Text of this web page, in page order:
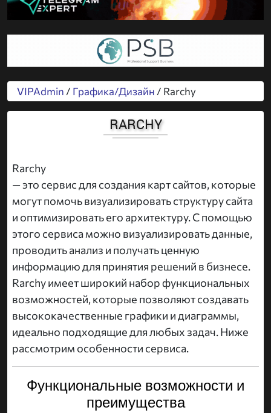
VIPAdmin / Графика/Дизайн / Rarchy
RARCHY
Rarchy
— это сервис для создания карт сайтов, которые
могут помочь визуализировать структуру сайта
и оптимизировать его архитектуру. С помощью
этого сервиса можно визуализировать данные,
проводить анализ и получать ценную
информацию для принятия решений в бизнесе.
Rarchy имеет широкий набор функциональных
возможностей, которые позволяют создавать
высококачественные графики и диаграммы,
идеально подходящие для любых задач. Ниже
рассмотрим особенности сервиса.
Функциональные возможности и
преимущества